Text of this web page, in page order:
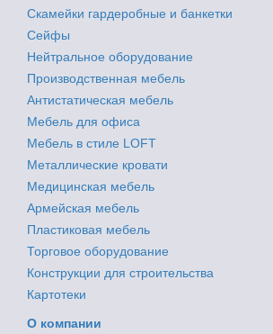
Скамейки гардеробные и банкетки
Сейфы
Нейтральное оборудование
Производственная мебель
Антистатическая мебель
Мебель для офиса
Мебель в стиле LOFT
Металлические кровати
Медицинская мебель
Армейская мебель
Пластиковая мебель
Торговое оборудование
Конструкции для строительства
Картотеки
О компании